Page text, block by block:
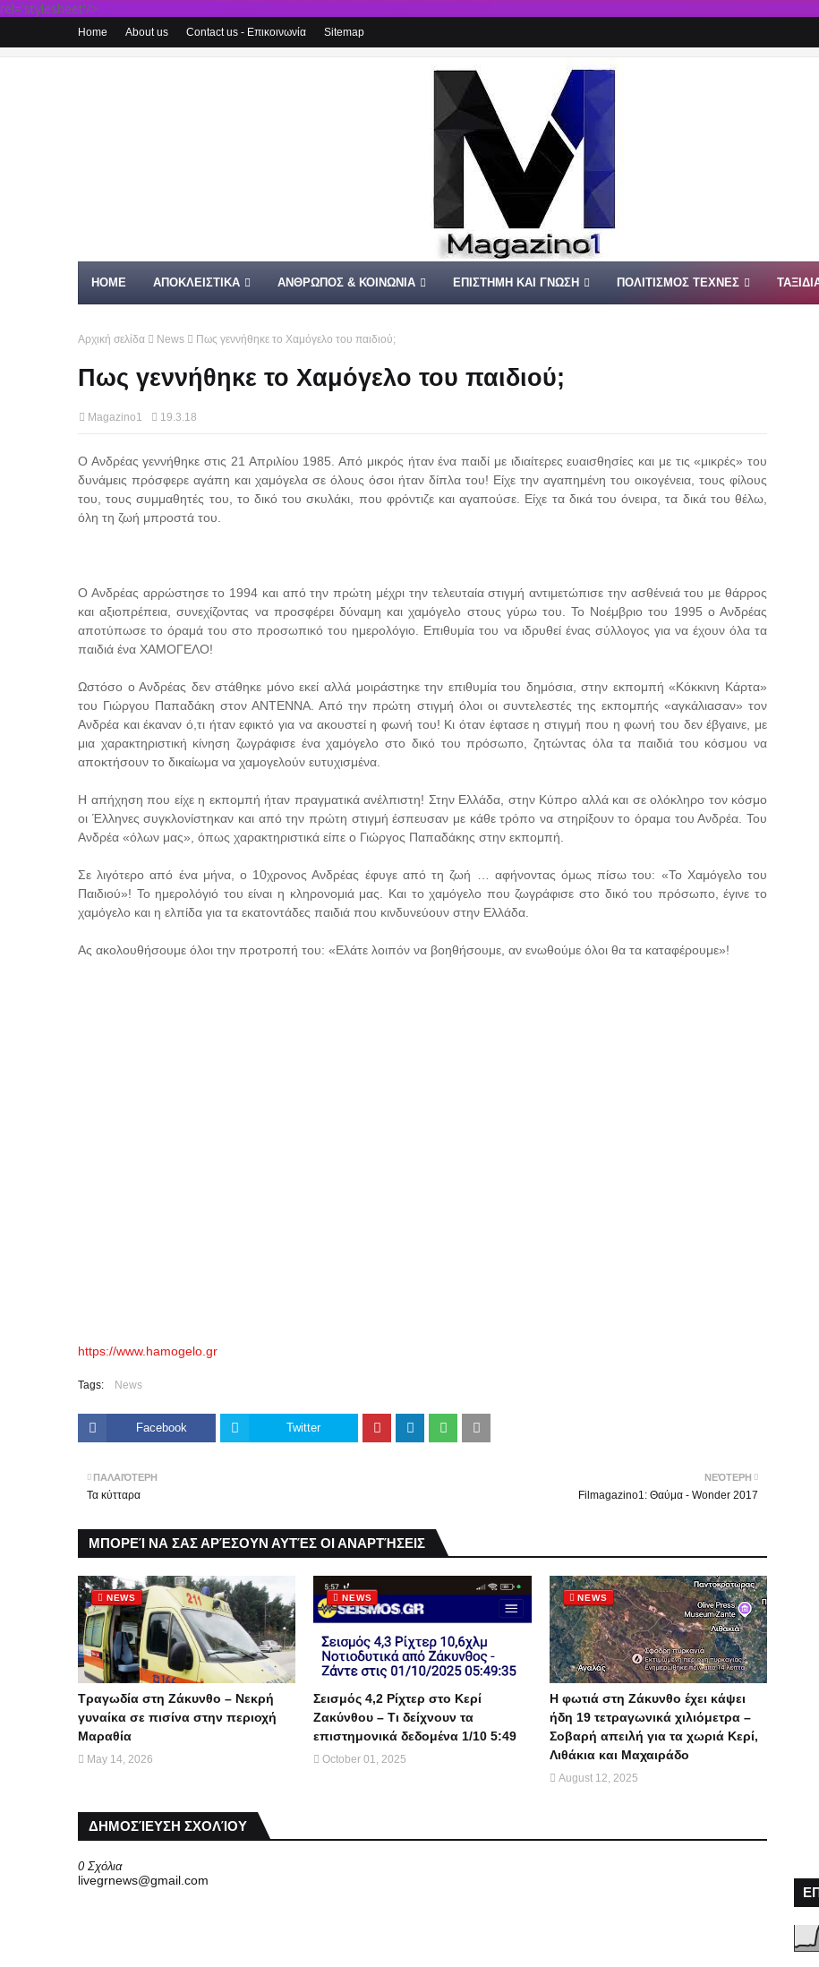
rel='stylesheet'/>
Home About us Contact us - Επικοινωνία Sitemap
HOME ΑΠΟΚΛΕΙΣΤΙΚΑ ΑΝΘΡΩΠΟΣ & ΚΟΙΝΩΝΙΑ ΕΠΙΣΤΗΜΗ ΚΑΙ ΓΝΩΣΗ ΠΟΛΙΤΙΣΜΟΣ ΤΕΧΝΕΣ
Αρχική σελίδα News Πως γεννήθηκε το Χαμόγελο του παιδιού;
Πως γεννήθηκε το Χαμόγελο του παιδιού;
Magazino1 19.3.18
Ο Ανδρέας γεννήθηκε στις 21 Απριλίου 1985. Από μικρός ήταν ένα παιδί με ιδιαίτερες ευαισθησίες και με τις «μικρές» του
δυνάμεις πρόσφερε αγάπη και χαμόγελα σε όλους όσοι ήταν δίπλα του! Είχε την αγαπημένη του οικογένεια, τους φίλους
του, τους συμμαθητές του, το δικό του σκυλάκι, που φρόντιζε και αγαπούσε. Είχε τα δικά του όνειρα, τα δικά του θέλω,
όλη τη ζωή μπροστά του.
Ο Ανδρέας αρρώστησε το 1994 και από την πρώτη μέχρι την τελευταία στιγμή αντιμετώπισε την ασθένειά του με θάρρος
και αξιοπρέπεια, συνεχίζοντας να προσφέρει δύναμη και χαμόγελο στους γύρω του. Το Νοέμβριο του 1995 ο Ανδρέας
αποτύπωσε το όραμά του στο προσωπικό του ημερολόγιο. Επιθυμία του να ιδρυθεί ένας σύλλογος για να έχουν όλα τα
παιδιά ένα ΧΑΜΟΓΕΛΟ!
Ωστόσο ο Ανδρέας δεν στάθηκε μόνο εκεί αλλά μοιράστηκε την επιθυμία του δημόσια, στην εκπομπή «Κόκκινη Κάρτα»
του Γιώργου Παπαδάκη στον ΑΝΤΕΝΝΑ. Από την πρώτη στιγμή όλοι οι συντελεστές της εκπομπής «αγκάλιασαν» τον
Ανδρέα και έκαναν ό,τι ήταν εφικτό για να ακουστεί η φωνή του! Κι όταν έφτασε η στιγμή που η φωνή του δεν έβγαινε, με
μια χαρακτηριστική κίνηση ζωγράφισε ένα χαμόγελο στο δικό του πρόσωπο, ζητώντας όλα τα παιδιά του κόσμου να
αποκτήσουν το δικαίωμα να χαμογελούν ευτυχισμένα.
Η απήχηση που είχε η εκπομπή ήταν πραγματικά ανέλπιστη! Στην Ελλάδα, στην Κύπρο αλλά και σε ολόκληρο τον κόσμο
οι Έλληνες συγκλονίστηκαν και από την πρώτη στιγμή έσπευσαν με κάθε τρόπο να στηρίξουν το όραμα του Ανδρέα. Του
Ανδρέα «όλων μας», όπως χαρακτηριστικά είπε ο Γιώργος Παπαδάκης στην εκπομπή.
Σε λιγότερο από ένα μήνα, ο 10χρονος Ανδρέας έφυγε από τη ζωή … αφήνοντας όμως πίσω του: «Το Χαμόγελο του
Παιδιού»! Το ημερολόγιό του είναι η κληρονομιά μας. Και το χαμόγελο που ζωγράφισε στο δικό του πρόσωπο, έγινε το
χαμόγελο και η ελπίδα για τα εκατοντάδες παιδιά που κινδυνεύουν στην Ελλάδα.
Ας ακολουθήσουμε όλοι την προτροπή του: «Ελάτε λοιπόν να βοηθήσουμε, αν ενωθούμε όλοι θα τα καταφέρουμε»!
https://www.hamogelo.gr
Tags: News
Facebook Twitter
ΝΕΌΤΕΡΗ
Filmagazino1: Θαύμα - Wonder 2017
ΠΑΛΑΙΌΤΕΡΗ
Τα κύτταρα
ΜΠΟΡΕΊ ΝΑ ΣΑΣ ΑΡΈΣΟΥΝ ΑΥΤΈΣ ΟΙ ΑΝΑΡΤΉΣΕΙΣ
NEWS
Τραγωδία στη Ζάκυνθο – Νεκρή
γυναίκα σε πισίνα στην περιοχή
Μαραθία
May 14, 2026
NEWS
Σεισμός 4,2 Ρίχτερ στο Κερί
Ζακύνθου – Τι δείχνουν τα
επιστημονικά δεδομένα 1/10 5:49
October 01, 2025
NEWS
Η φωτιά στη Ζάκυνθο έχει κάψει
ήδη 19 τετραγωνικά χιλιόμετρα –
Σοβαρή απειλή για τα χωριά Κερί,
Λιθάκια και Μαχαιράδο
August 12, 2025
ΔΗΜΟΣΊΕΥΣΗ ΣΧΟΛΊΟΥ
0 Σχόλια
livegrnews@gmail.com